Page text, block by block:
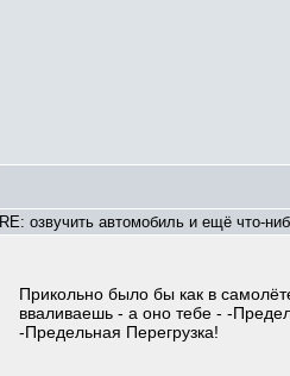
RE: озвучить автомобиль и ещё что-
Прикольно было бы как в
вваливаешь - а оно тебе - -
-Предельная Перегрузка!